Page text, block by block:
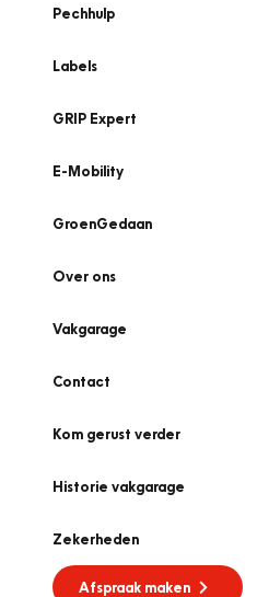
Pechhulp
Labels
GRIP Expert
E-Mobility
GroenGedaan
Over ons
Vakgarage
Contact
Kom gerust verder
Historie vakgarage
Zekerheden
Afspraak maken